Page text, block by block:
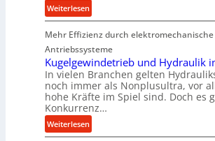
t
i
o
n
i
n
d
e
n
M
i
Weiterlesen:
K
o
m
p
a
k
t
e
U
Mehr Effizienz durch elektromechanische
Antriebssysteme
Kugelgewindetrieb und Hydraulik
In vielen Branchen gelten
noch immer als Nonplusultra, vor
hohe Kräfte im Spiel sind. Doch es
Konkurrenz…
Weiterlesen:
K